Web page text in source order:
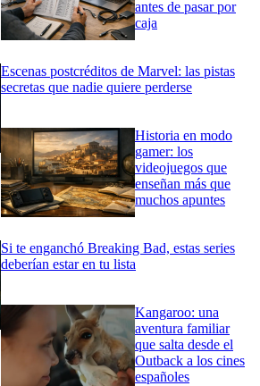
antes de pasar por
caja
Escenas postcréditos de Marvel: las pistas
secretas que nadie quiere perderse
Historia en modo
gamer: los
videojuegos que
enseñan más que
muchos apuntes
Si te enganchó Breaking Bad, estas series
deberían estar en tu lista
Kangaroo: una
aventura familiar
que salta desde el
Outback a los cines
españoles